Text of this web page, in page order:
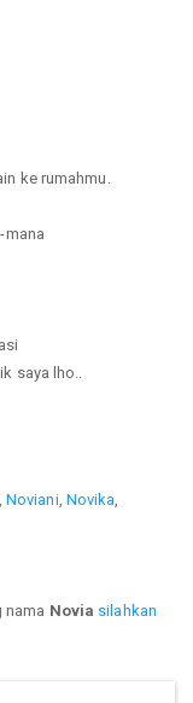
ke rumahmu.
mana
saya lho..
Noviani, Novika
nama Novia silahkan